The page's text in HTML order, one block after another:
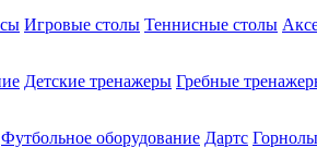
Игровые столы Теннисные столы
Детские тренажеры Гребные
Футбольное оборудование Дартс